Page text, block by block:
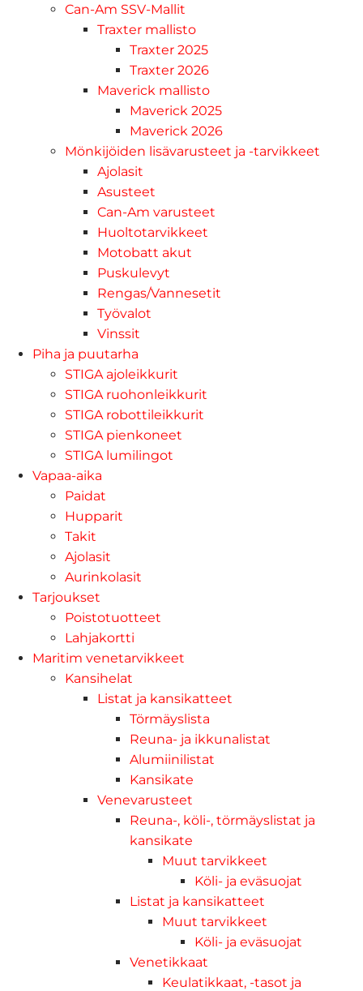
Can-Am SSV-Mallit
Traxter mallisto
Traxter 2025
Traxter 2026
Maverick mallisto
Maverick 2025
Maverick 2026
Mönkijöiden lisävarusteet ja -tarvikkeet
Ajolasit
Asusteet
Can-Am varusteet
Huoltotarvikkeet
Motobatt akut
Puskulevyt
Rengas/Vannesetit
Työvalot
Vinssit
Piha ja puutarha
STIGA ajoleikkurit
STIGA ruohonleikkurit
STIGA robottileikkurit
STIGA pienkoneet
STIGA lumilingot
Vapaa-aika
Paidat
Hupparit
Takit
Ajolasit
Aurinkolasit
Tarjoukset
Poistotuotteet
Lahjakortti
Maritim venetarvikkeet
Kansihelat
Listat ja kansikatteet
Törmäyslista
Reuna- ja ikkunalistat
Alumiinilistat
Kansikate
Venevarusteet
Reuna-, köli-, törmäyslistat ja
kansikate
Muut tarvikkeet
Köli- ja eväsuojat
Listat ja kansikatteet
Muut tarvikkeet
Köli- ja eväsuojat
Venetikkaat
Keulatikkaat, -tasot ja